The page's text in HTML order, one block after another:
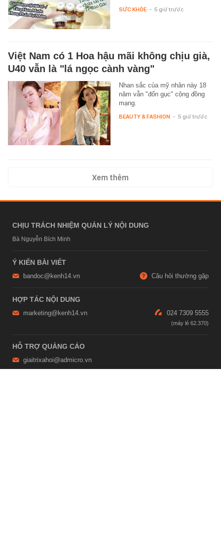
SỨC KHỎE - 5 giờ trước
Việt Nam có 1 Hoa hậu mãi không chịu già,
U40 vẫn là "lá ngọc cành vàng"
Nhan sắc của mỹ nhân này 18
năm vẫn "đốn gục" cộng đồng
mạng.
BEAUTY & FASHION - 5 giờ trước
Xem thêm
CHỊU TRÁCH NHIỆM QUẢN LÝ NỘI DUNG
Bà Nguyễn Bích Minh
Ý KIẾN BÀI VIẾT
bandoc@kenh14.vn Câu hỏi thường gặp
HỢP TÁC NỘI DUNG
marketing@kenh14.vn 024 7309 5555
HỖ TRỢ QUẢNG CÁO
giaitrixahoi@admicro.vn